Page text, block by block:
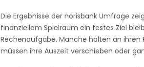
Die Ergebnisse der norisbank Umfrage
finanziellem Spielraum ein festes Ziel
Rechenaufgabe. Manche halten an
müssen ihre Auszeit verschieben oder